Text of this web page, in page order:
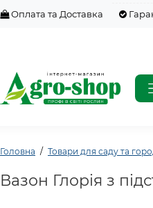
Оплата та Доставка
Головна Товари для саду та
Вазон Глорія з